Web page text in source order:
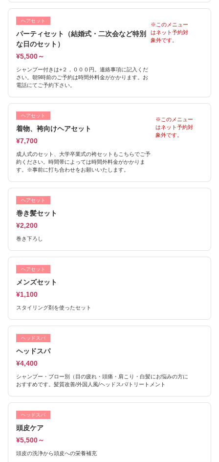
ヘアセット
パーティセット（結婚式・二次会など特別
な日のセット）
¥5,500～
シャンプー付きは+２，０００円。連絡事項に記入くだ
さい。朝9時前のご予約は時間外料金がかかります。お
電話にてご予約下さい。
※このメニュー
はネット予約対
象外です。
ヘアセット
着物、袴向けヘアセット
¥7,700
成人式のセット、大学卒業式の袴セットもこちらでご予
約ください。時間帯によっては時間外料金がかかりま
す。※事前に打ち合わせをお願いいたします。
※このメニュー
はネット予約対
象外です。
ヘアセット
巻き髪セット
¥2,200
巻き下ろし
ヘアセット
メンズセット
¥1,100
スタイリング剤を使ったセット
ヘッドスパ
ヘッドスパ
¥4,400
シャンプー・ブロー別（目の疲れ・頭痛・肩こり・白髪にお悩みの方に
おすすめです。髪質改善/外国人風/ヘッドスパ/トリートメント
ヘッドスパ
頭皮ケア
¥5,500～
頭皮の洗浄から頭皮への栄養補充